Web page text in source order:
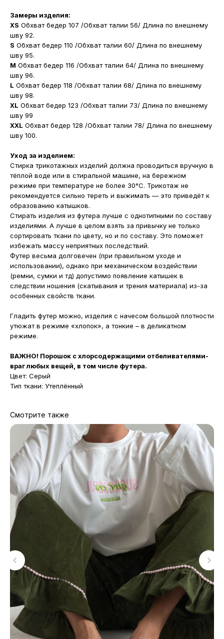
Замеры изделия:
XS Обхват бедер 107 /Обхват талии 56/ Длина по внешнему
шву 92.
S Обхват бедер 110 /Обхват талии 60/ Длина по внешнему
шву 95.
M Обхват бедер 116 /Обхват талии 64/ Длина по внешнему
шву 96.
L Обхват бедер 118 /Обхват талии 68/ Длина по внешнему
шву 98.
XL Обхват бедер 123 /Обхват талии 73/ Длина по внешнему
шву 99
XXL Обхват бедер 128 /Обхват талии 78/ Длина по внешнему
шву 100.
Уход за изделием:
Стирка трикотажных изделий должна проводиться вручную в
тёплой воде или в стиральной машине, на бережном
режиме при температуре не более 30°С. Трикотаж не
рекомендуется сильно тереть и выжимать — это приведёт к
образованию катышков.
Стирать изделия из футера лучше с однотипными по составу
изделиями. А лучше в целом взять за привычку не только
сортировать ткани по цвету, но и по составу. Это поможет
избежать массу неприятных последствий.
Футер весьма долговечен (при правильном уходе и
использовании), однако при механическом воздействии
(ремни, сумки и тд) допустимо появление катышек в
следствии ношения (скатывания и трения материала) из-за
особенных свойств ткани.
Гладить футер можно, изделия с начесом большой плотности
утюжат в режиме «хлопок», а тонкие – в деликатном
режиме.
ВАЖНО! Порошок с хлорсодержащими отбеливателями-
враг любых вещей, в том числе футера.
Цвет: Серый
Тип ткани: Утеплённый
Смотрите также
МАГАЗИНЫ
Потрогать, примерить,
ВЛЮБИТЬСЯ И КУПИТЬ
наш бренд вы можете по адресу